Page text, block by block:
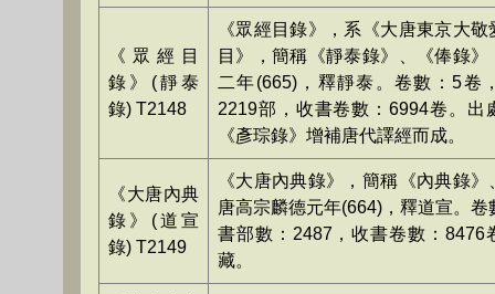
《眾經目
錄》(靜泰
錄) T2148
《眾經目錄》，系《大唐東京大
目》，簡稱《靜泰錄》、《俸錄》
二年(665)，釋靜泰。卷數：5卷
2219部，收書卷數：6994卷。出
《彥琮錄》增補唐代譯經而成。
《大唐內典
錄》(道宣
錄) T2149
《大唐內典錄》，簡稱《內典錄
唐高宗麟德元年(664)，釋道宣。卷
書部數：2487，收書卷數：8476
藏。